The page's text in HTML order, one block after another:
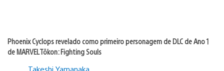
Phoenix Cyclops revelado como primeiro personagem de DLC de Ano 1
de MARVEL Tōkon: Fighting Souls
Takeshi Yamanaka